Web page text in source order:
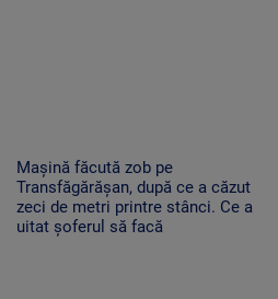
Mașină făcută zob pe
Transfăgărășan, după ce a căzut
zeci de metri printre stânci. Ce a
uitat șoferul să facă